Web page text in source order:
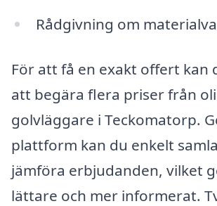
Rådgivning om
För att få en exakt offert kan
att begära flera priser från
golvläggare i Teckomatorp.
plattform kan du enkelt
jämföra erbjudanden, vilket
lättare och mer informerat.